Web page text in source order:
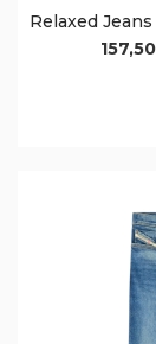
Relaxed